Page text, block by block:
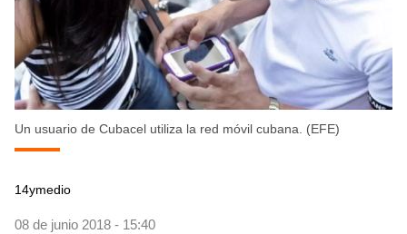
Un usuario de Cubacel utiliza la red móvil cubana. (EFE)
14ymedio
08 de junio 2018 - 15:40